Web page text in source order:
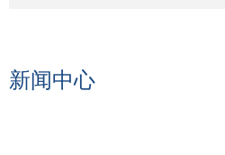
新闻中心